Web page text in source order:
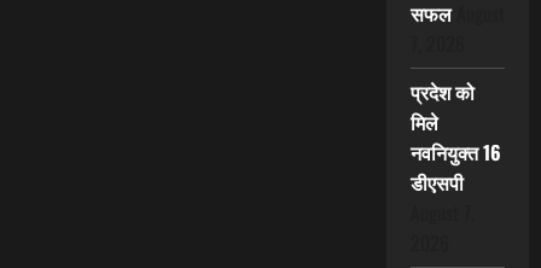
सफल
प्रदेश को
मिले
नवनियुक्त 16
डीएसपी